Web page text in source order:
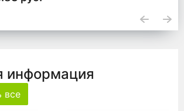
информация
все